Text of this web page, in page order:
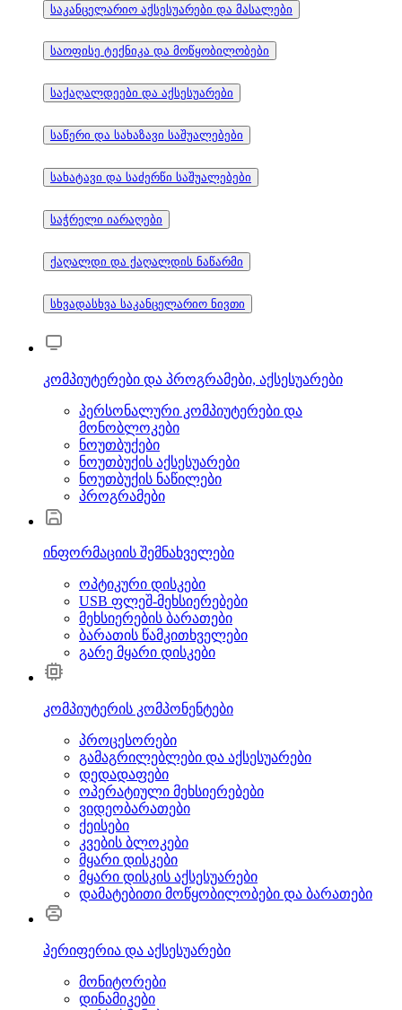
საკანცელარიო აქსესუარები და მასალები
საოფისე ტექნიკა და მოწყობილობები
საქაღალდეები და აქსესუარები
საწერი და სახაზავი საშუალებები
სახატავი და საძერწი საშუალებები
საჭრელი იარაღები
ქაღალდი და ქაღალდის ნაწარმი
სხვადასხვა საკანცელარიო ნივთი
კომპიუტერები და პროგრამები, აქსესუარები
პერსონალური კომპიუტერები და
მონობლოკები
ნოუთბუქები
ნოუთბუქის აქსესუარები
ნოუთბუქის ნაწილები
პროგრამები
ინფორმაციის შემნახველები
ოპტიკური დისკები
USB ფლეშ-მეხსიერებები
მეხსიერების ბარათები
ბარათის წამკითხველები
გარე მყარი დისკები
კომპიუტერის კომპონენტები
პროცესორები
გამაგრილებლები და აქსესუარები
დედადაფები
ოპერატიული მეხსიერებები
ვიდეობარათები
ქეისები
კვების ბლოკები
მყარი დისკები
მყარი დისკის აქსესუარები
დამატებითი მოწყობილობები და ბარათები
პერიფერია და აქსესუარები
მონიტორები
დინამიკები